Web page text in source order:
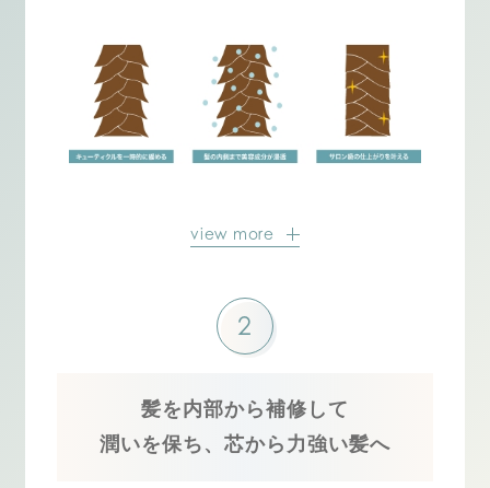
view more
2
髪を内部から補修して
潤いを保ち、芯から力強い髪へ